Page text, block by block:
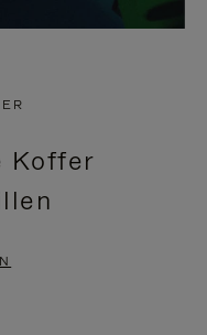
Koffer